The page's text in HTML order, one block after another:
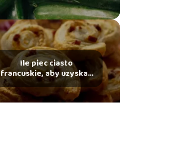
Ile piec ciasto
francuskie, aby uzyskać
idealną chrupkość?